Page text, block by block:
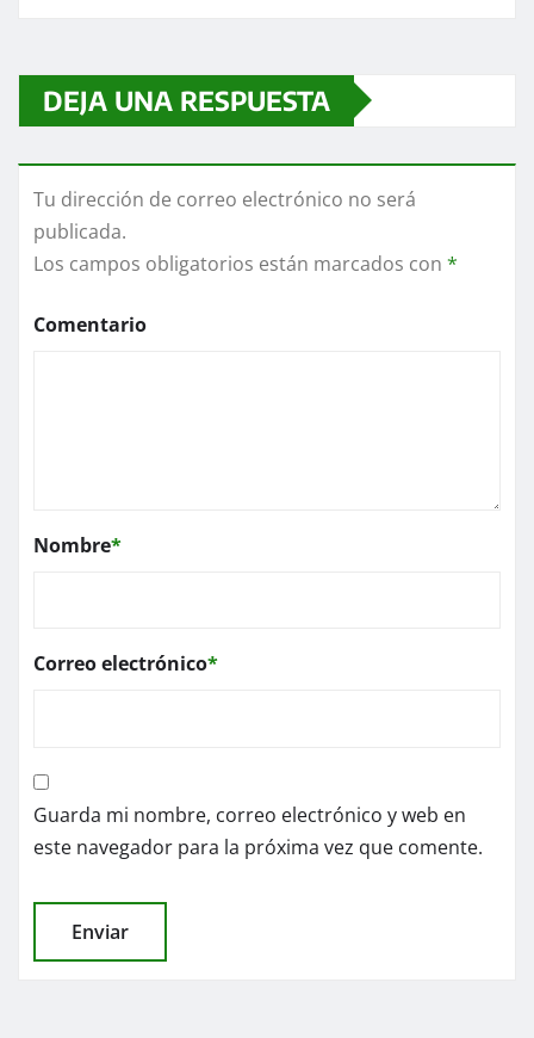
DEJA UNA RESPUESTA
Tu dirección de correo electrónico no será
publicada.
Los campos obligatorios están marcados con *
Comentario
Nombre*
Correo electrónico*
Guarda mi nombre, correo electrónico y web en
este navegador para la próxima vez que comente.